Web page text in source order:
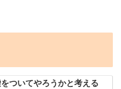
ついてやろうかと考える